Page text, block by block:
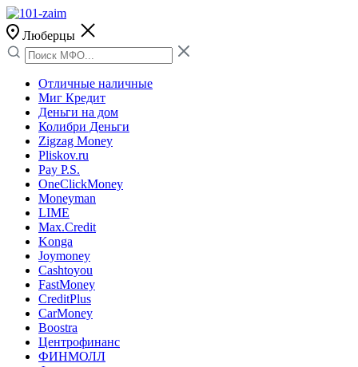
Люберцы
Отличные наличные
Миг Кредит
Деньги на дом
Колибри Деньги
Zigzag Money
Pliskov.ru
Pay P.S.
OneClickMoney
Moneyman
LIME
Max.Credit
Konga
Joymoney
Cashtoyou
FastMoney
CreditPlus
CarMoney
Boostra
Центрофинанс
ФИНМОЛЛ